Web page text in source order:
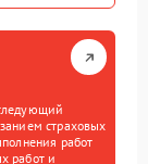
страховых
работ
работ и